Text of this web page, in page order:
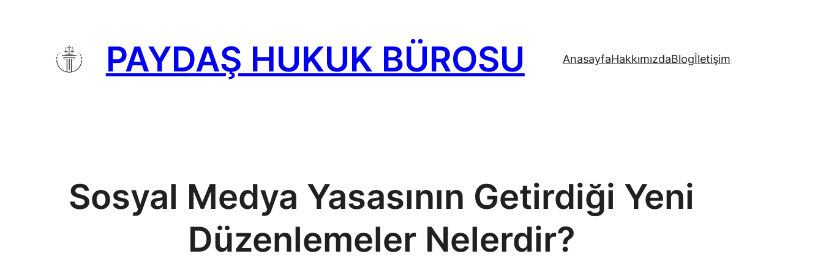
PAYDAŞ HUKUK BÜROSU AnasayfaHakkımızdaBlogİletişim
Sosyal Medya Yasasının Getirdiği Yeni
Düzenlemeler Nelerdir?